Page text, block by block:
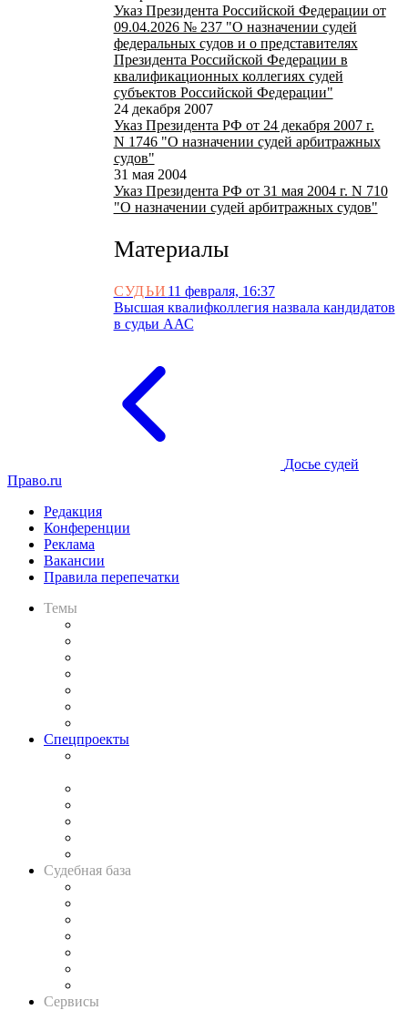
Указ Президента Российской Федерации от
09.04.2026 № 237 "О назначении судей
федеральных судов и о представителях
Президента Российской Федерации в
квалификационных коллегиях судей
субъектов Российской Федерации"
24 декабря 2007
Указ Президента РФ от 24 декабря 2007 г.
N 1746 "О назначении судей арбитражных
судов"
31 мая 2004
Указ Президента РФ от 31 мая 2004 г. N 710
"О назначении судей арбитражных судов"
Материалы
СУДЬИ 11 февраля, 16:37
Высшая квалифколлегия назвала кандидатов
в судьи ААС
Досье судей
Право.ru
Редакция
Конференции
Реклама
Вакансии
Правила перепечатки
Темы
Спецпроекты
Судебная база
Сервисы